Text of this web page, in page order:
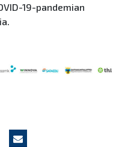
19-pandemian